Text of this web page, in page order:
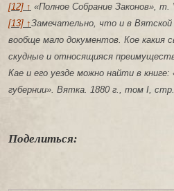
[12] ↑ «Полное Собрание Законов»,
[13] ↑Замечательно, что и в Вятской
вообще мало документов. Кое какия
скудные и относящияся
Кае и его уезде можно найти в
губернии». Вятка. 1880 г., том I,
Поделиться: